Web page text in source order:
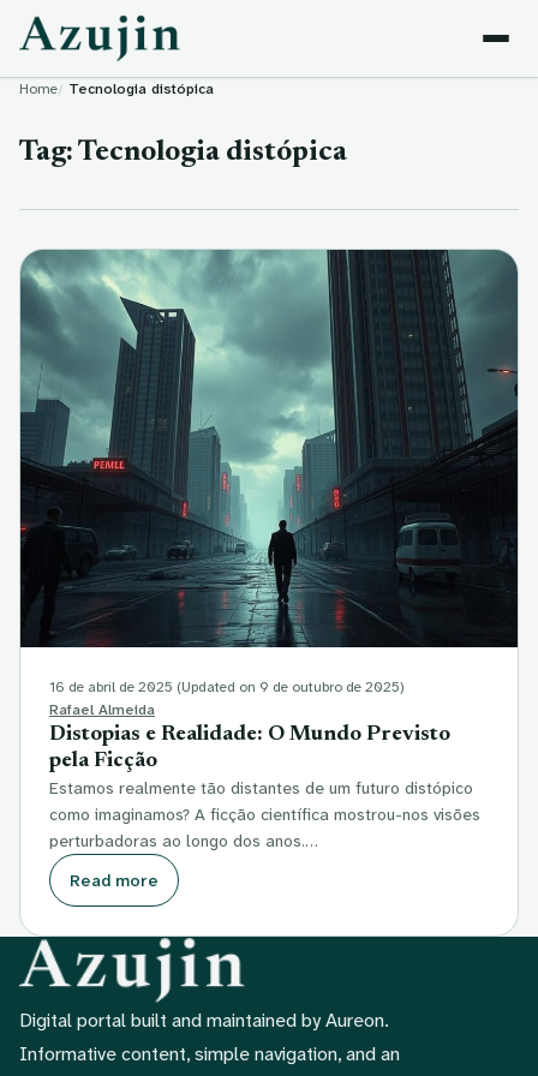
Skip to content
Home Tecnologia distópica
Tag: Tecnologia distópica
16 de abril de 2025 (Updated on 9 de outubro de 2025)
Rafael Almeida
Distopias e Realidade: O Mundo Previsto
pela Ficção
Estamos realmente tão distantes de um futuro distópico
como imaginamos? A ficção científica mostrou-nos visões
perturbadoras ao longo dos anos.…
Read more
Digital portal built and maintained by Aureon.
Informative content, simple navigation, and an